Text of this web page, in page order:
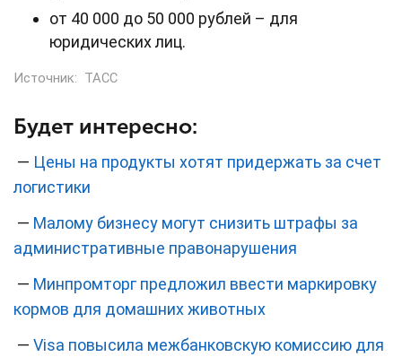
от 40 000 до 50 000 рублей – для
юридических лиц.
Источник: ТАСС
Будет интересно:
— Цены на продукты хотят придержать за счет
логистики
— Малому бизнесу могут снизить штрафы за
административные правонарушения
— Минпромторг предложил ввести маркировку
кормов для домашних животных
— Visa повысила межбанковскую комиссию для